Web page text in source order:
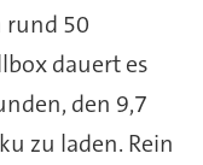
rund 50
dauert es
den 9,7
zu laden. Rein